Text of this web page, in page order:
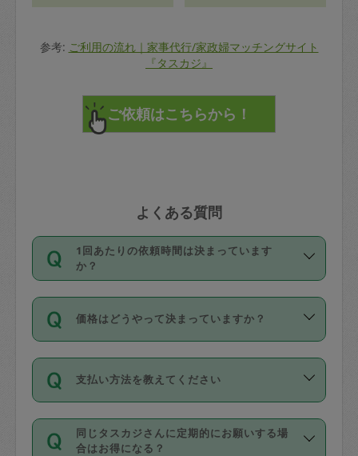
参考: ご利用の流れ｜家事代行/家政婦マッチングサイト
『タスカジ』
よくある質問
1回あたりの依頼時間は決まっています
か？
依頼1回につき3時間固定です。3時間を
超えて依頼したい場合は、延長機能をご
利用ください。機能をご利用いただくに
の上事前申請することが必要です。な
お、3時間を下回っても、値引き等はござ
いません。
価格はどうやって決まっていますか？
11種類の価格帯の中からタスカジさん自
身が価格を選んで設定しています。
タスカジさんの価格設定には最初は制限
があり、レビュー件数、レビューの平均
値、などで除々に設定可能な最高額が上
支払い方法を教えてください
お支払方法はクレジットカード（Visa／
Master／JCB／AMERICAN EXPRESS／
同じタスカジさんに定期的にお願いする場
合はお得になる？